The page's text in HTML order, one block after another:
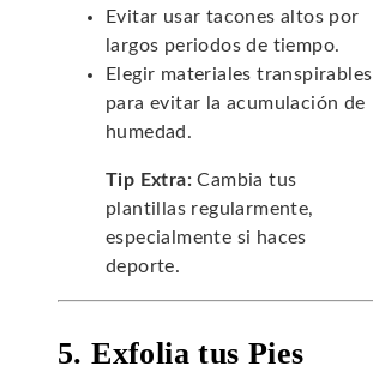
Evitar usar tacones altos por
largos periodos de tiempo.
Elegir materiales transpirables
para evitar la acumulación de
humedad.
Tip Extra: Cambia tus
plantillas regularmente,
especialmente si haces
deporte.
5. Exfolia tus Pies